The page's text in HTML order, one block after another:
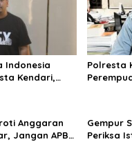
Indonesia
Kendari,
Polresta
Anggaran
Jangan APBD
Gempur
Periksa